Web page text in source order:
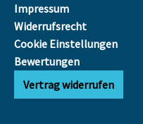
Impressum
Widerrufsrecht
Cookie Einstellungen
Bewertungen
Vertrag widerrufen